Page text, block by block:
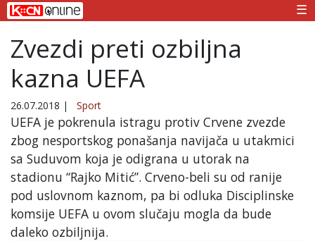
☰
Zvezdi preti ozbiljna
kazna UEFA
26.07.2018 | Sport
UEFA je pokrenula istragu protiv Crvene zvezde
zbog nesportskog ponašanja navijača u utakmici
sa Suduvom koja je odigrana u utorak na
stadionu “Rajko Mitić”. Crveno-beli su od ranije
pod uslovnom kaznom, pa bi odluka Disciplinske
komsije UEFA u ovom slučaju mogla da bude
daleko ozbiljnija.